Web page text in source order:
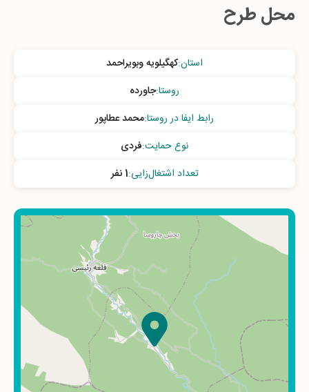
محل طرح
استان:کهگیلویه وبویراحمد
روستا:جاورده
رابط ایفا در روستا:محمد عطاپور
نوع حمایت:فردی
تعداد اشتغال‌زایی:1 نفر